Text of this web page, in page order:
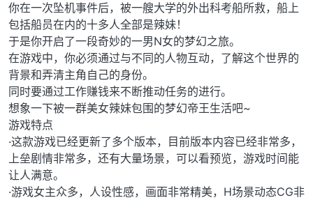
你在一次坠机事件后，被一艘大学的外出科考船所救，船上
包括船员在内的十多人全部是辣妹！
于是你开启了一段奇妙的一男N女的梦幻之旅。
在游戏中，你必须通过与不同的人物互动，了解这个世界的
背景和弄清主角自己的身份。
同时要通过工作赚钱来不断推动任务的进行。
想象一下被一群美女辣妹包围的梦幻帝王生活吧~
游戏特点
·这款游戏已经更新了多个版本，目前版本内容已经非常多，
上垒剧情非常多，还有大量场景，可以看预览，游戏时间能
让人满意。
·游戏女主众多，人设性感，画面非常精美，H场景动态CG非